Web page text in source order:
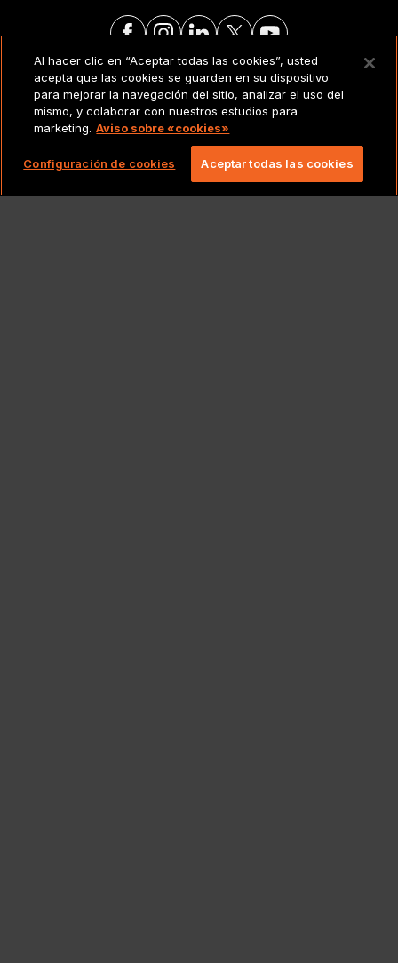
AVISO LEGAL
Copyright 2026 Lionbridge Technologies, LLC.
Todos los derechos reservados.
Al hacer clic en “Aceptar todas las cookies”, usted
acepta que las cookies se guarden en su dispositivo
para mejorar la navegación del sitio, analizar el uso del
mismo, y colaborar con nuestros estudios para
marketing. Aviso sobre «cookies»
Configuración de cookies Aceptar todas las cookies